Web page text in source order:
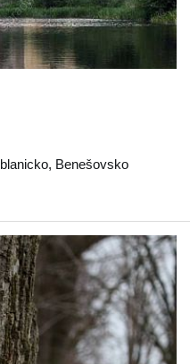
, Benešovsko